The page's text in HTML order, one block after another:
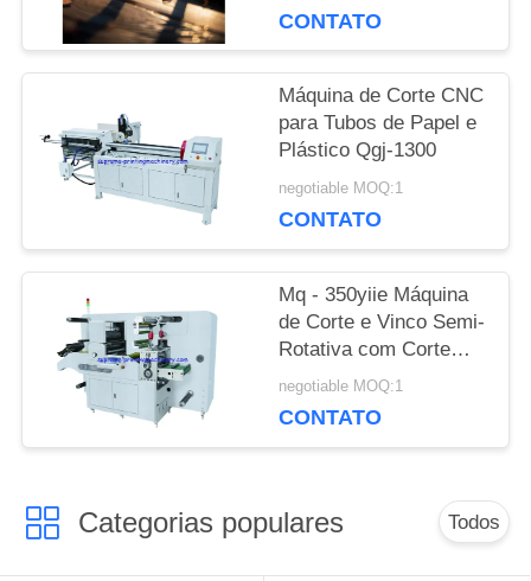
SITE
POLÍTICA
PRIVACIDADE
carimbo fria do filme da
CONTATO
Máquina de Corte CNC
para Tubos de Papel e
Plástico Qgj-1300
negotiable MOQ:1
CONTATO
Mq - 350yiie Máquina
de Corte e Vinco Semi-
Rotativa com Corte
Longitudinal
negotiable MOQ:1
CONTATO
Categorias populares Todos